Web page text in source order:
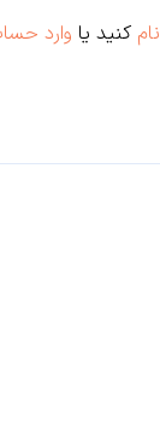
کنید یا وارد